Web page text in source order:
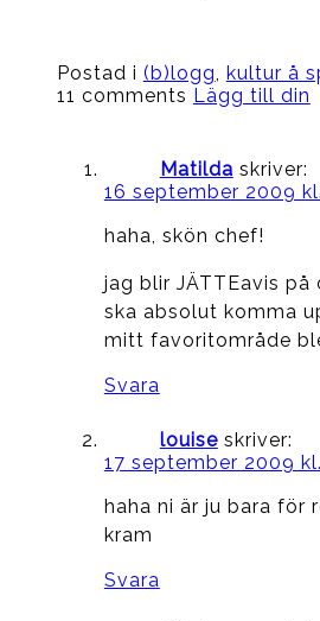
Postad i (b)logg, kultur å
11 comments Lägg till din
Matilda skriver:
16 september 2009
haha, skön chef!
jag blir JÄTTEavis
ska absolut komma
mitt favoritområde
Svara
louise skriver:
17 september 2009
haha ni är ju bara för
kram
Svara